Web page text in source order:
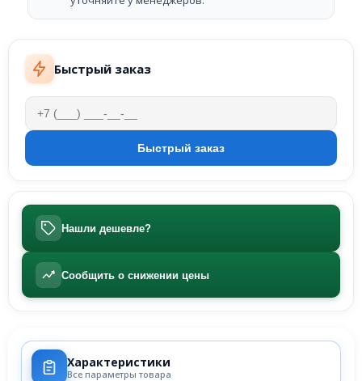
Быстрый заказ
Нашли дешевле?
Сообщить о снижении цены
Характеристики
Все параметры товара